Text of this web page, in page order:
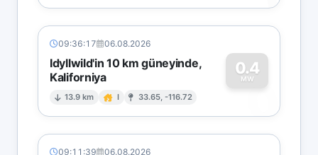
09:36:17 06.08.2026
Idyllwild'in 10 km güneyinde,
Kaliforniya
13.9 km I 33.65, -116.72
0.4
MW
0
09:11:39 06.08.2026